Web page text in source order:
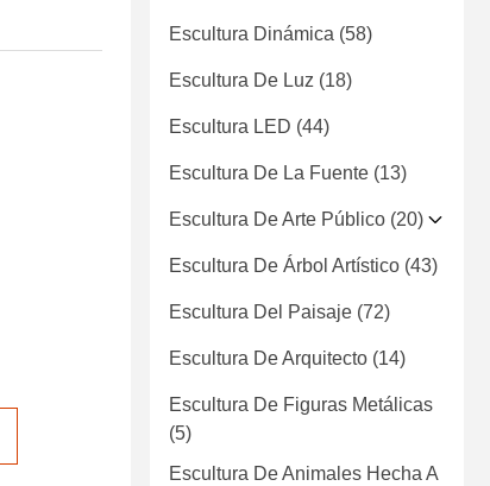
Escultura Dinámica (58)
Escultura De Luz (18)
Escultura LED (44)
Escultura De La Fuente (13)
Escultura De Arte Público (20)
Escultura De Árbol Artístico (43)
Escultura Del Paisaje (72)
Escultura De Arquitecto (14)
Escultura De Figuras Metálicas
(5)
Escultura De Animales Hecha A